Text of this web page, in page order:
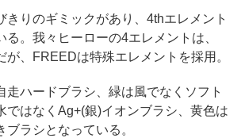
りのギミックがあり、4thエレメント
る。我々ヒーローの4エレメントは、
が、FREEDは特殊エレメントを採用。
ハードブラシ、緑は風でなくソフト
ではなくAg+(銀)イオンブラシ、黄色は
ブラシとなっている。